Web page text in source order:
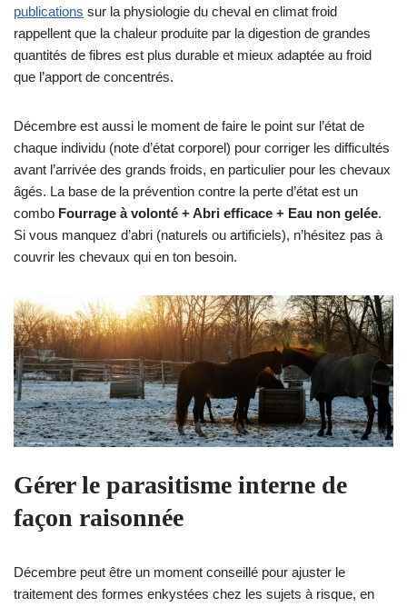
publications sur la physiologie du cheval en climat froid
rappellent que la chaleur produite par la digestion de grandes
quantités de fibres est plus durable et mieux adaptée au froid
que l’apport de concentrés.
Décembre est aussi le moment de faire le point sur l’état de
chaque individu (note d’état corporel) pour corriger les difficultés
avant l’arrivée des grands froids, en particulier pour les chevaux
âgés. La base de la prévention contre la perte d’état est un
combo Fourrage à volonté + Abri efficace + Eau non gelée.
Si vous manquez d’abri (naturels ou artificiels), n’hésitez pas à
couvrir les chevaux qui en ton besoin.
Gérer le parasitisme interne de
façon raisonnée
Décembre peut être un moment conseillé pour ajuster le
traitement des formes enkystées chez les sujets à risque, en